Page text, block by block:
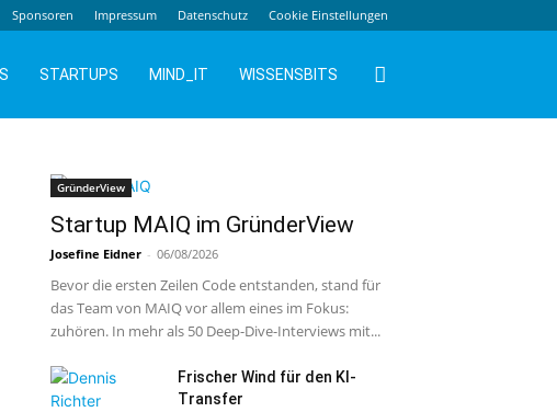
Sponsoren Impressum Datenschutz Cookie Einstellungen
STARTUPS MIND_IT WISSENSBITS
GründerView
Startup MAIQ im GründerView
Josefine Eidner - 06/08/2026
Bevor die ersten Zeilen Code entstanden, stand für
das Team von MAIQ vor allem eines im Fokus:
zuhören. In mehr als 50 Deep-Dive-Interviews mit...
Frischer Wind für den KI-
Transfer